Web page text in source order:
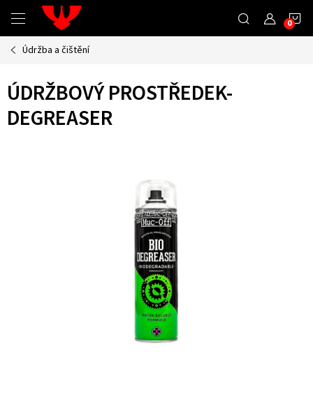
obsah
Údržba a čištění
ÚDRŽBOVÝ PROSTŘEDEK-
DEGREASER